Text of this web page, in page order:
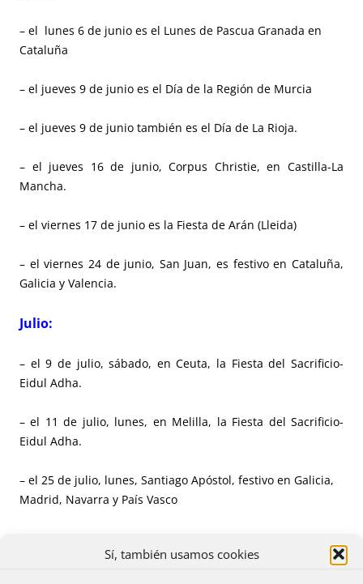
Sí, también usamos cookies
– el lunes 6 de junio es el Lunes de Pascua Granada en
Cataluña
– el jueves 9 de junio es el Día de la Región de Murcia
– el jueves 9 de junio también es el Día de La Rioja.
– el jueves 16 de junio, Corpus Christie, en Castilla-La
Mancha.
– el viernes 17 de junio es la Fiesta de Arán (Lleida)
– el viernes 24 de junio, San Juan, es festivo en Cataluña,
Galicia y Valencia.
Julio:
– el 9 de julio, sábado, en Ceuta, la Fiesta del Sacrificio-
Eidul Adha.
– el 11 de julio, lunes, en Melilla, la Fiesta del Sacrificio-
Eidul Adha.
– el 25 de julio, lunes, Santiago Apóstol, festivo en Galicia,
Madrid, Navarra y País Vasco